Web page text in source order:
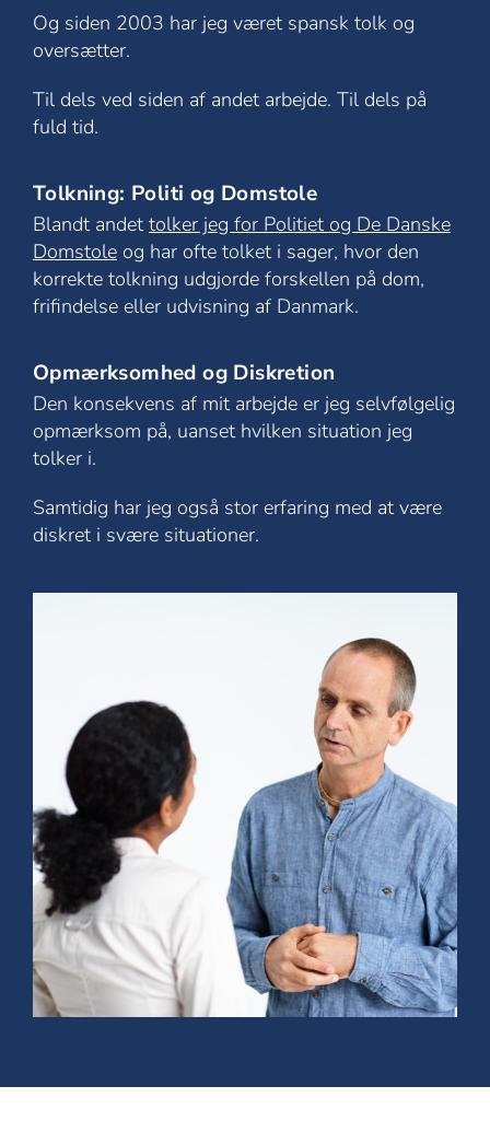
Og siden 2003 har jeg været spansk tolk og
oversætter.
Til dels ved siden af andet arbejde. Til dels på
fuld tid.
Tolkning: Politi og Domstole
Blandt andet tolker jeg for Politiet og De Danske
Domstole og har ofte tolket i sager, hvor den
korrekte tolkning udgjorde forskellen på dom,
frifindelse eller udvisning af Danmark.
Opmærksomhed og Diskretion
Den konsekvens af mit arbejde er jeg selvfølgelig
opmærksom på, uanset hvilken situation jeg
tolker i.
Samtidig har jeg også stor erfaring med at være
diskret i svære situationer.